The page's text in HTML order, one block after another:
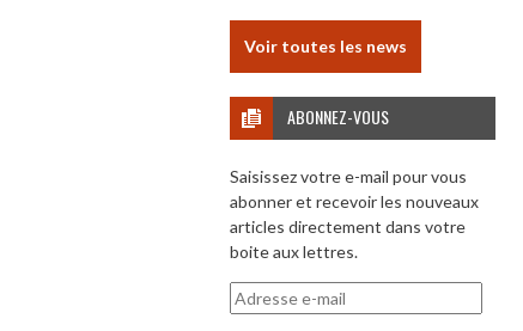
Voir toutes les news
ABONNEZ-VOUS
Saisissez votre e-mail pour vous
abonner et recevoir les nouveaux
articles directement dans votre
boite aux lettres.
Adresse
e-